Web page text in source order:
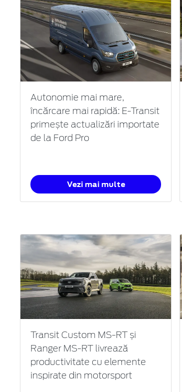
Autonomie mai mare,
încărcare mai rapidă: E-Transit
primește actualizări importate
de la Ford Pro
Vezi mai multe
Transit Custom MS-RT și
Ranger MS-RT livrează
productivitate cu elemente
inspirate din motorsport